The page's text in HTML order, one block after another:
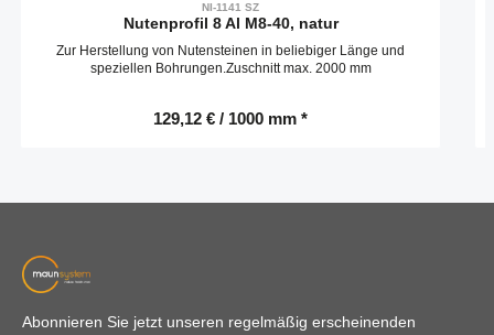
NI-1141 SZ
Nutenprofil 8 Al M8-40, natur
Zur Herstellung von Nutensteinen in beliebiger Länge und
speziellen Bohrungen.Zuschnitt max. 2000 mm
129,12 € / 1000 mm *
Abonnieren Sie jetzt unseren regelmäßig erscheinenden